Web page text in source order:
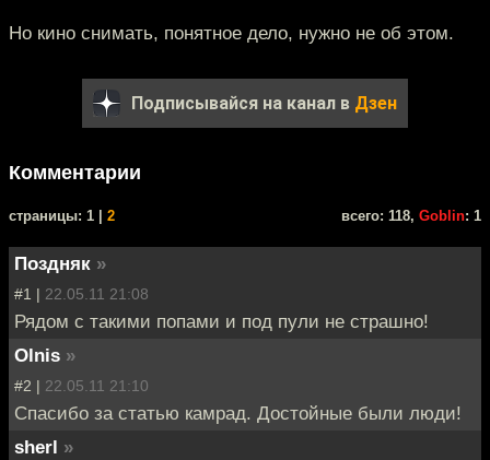
Но кино снимать, понятное дело, нужно не об этом.
Подписывайся на канал в Дзен
Комментарии
cтраницы: 1 | 2 всего: 118, Goblin: 1
Поздняк »
#1 | 22.05.11 21:08
Рядом с такими попами и под пули не страшно!
Olnis »
#2 | 22.05.11 21:10
Спасибо за статью камрад. Достойные были люди!
sherl »